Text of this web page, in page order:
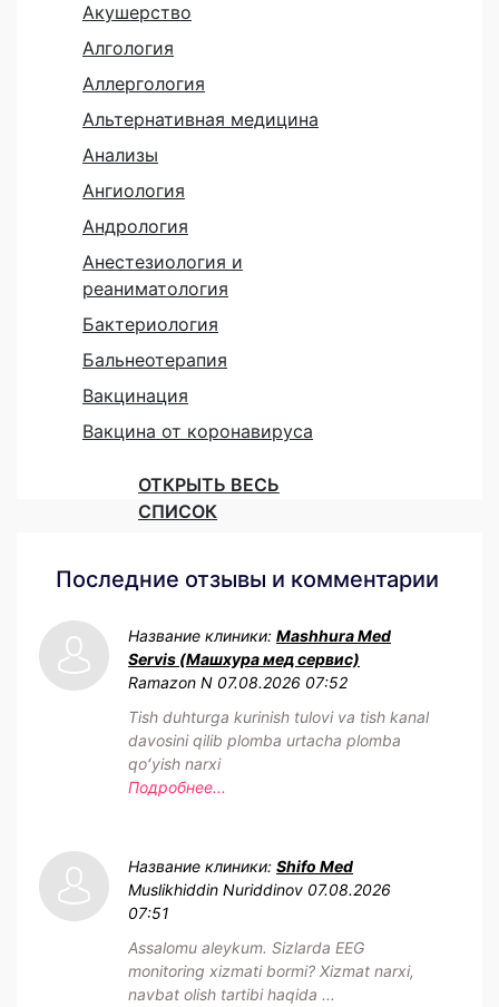
Акушерство
Алгология
Аллергология
Альтернативная медицина
Анализы
Ангиология
Андрология
Анестезиология и
реаниматология
Бактериология
Бальнеотерапия
Вакцинация
Вакцина от коронавируса
ОТКРЫТЬ ВЕСЬ
СПИСОК
Последние отзывы и комментарии
Название клиники: Mashhura Med
Servis (Машхура мед сервис)
Ramazon N 07.08.2026 07:52
Tish duhturga kurinish tulovi va tish kanal
davosini qilib plomba urtacha plomba
qoʻyish narxi
Подробнее...
Название клиники: Shifo Med
Muslikhiddin Nuriddinov 07.08.2026
07:51
Assalomu aleykum. Sizlarda EEG
monitoring xizmati bormi? Xizmat narxi,
navbat olish tartibi haqida ...